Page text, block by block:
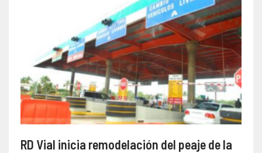
RD Vial inicia remodelación del peaje de la